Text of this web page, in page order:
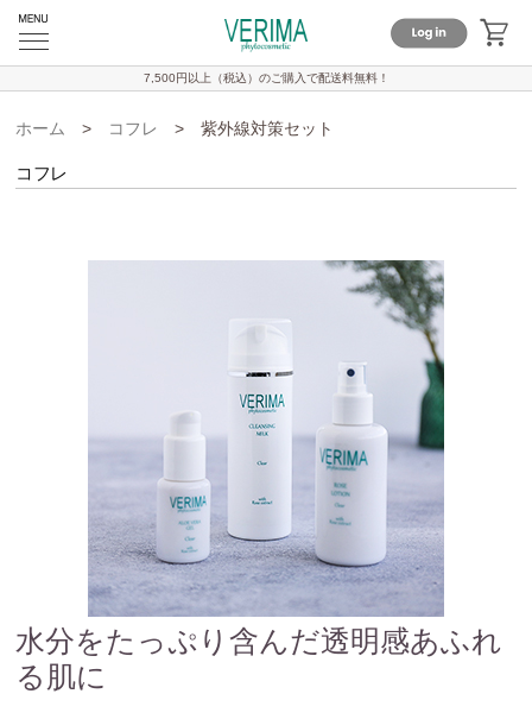
7,500円以上（税込）のご購入で配送料無料！
ホーム > コフレ > 紫外線対策セット
コフレ
水分をたっぷり含んだ透明感あふれ
る肌に